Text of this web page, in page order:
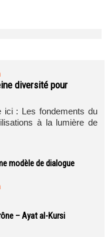
diversité pour
ici : Les fondements du
à la lumière de
modèle de dialogue
– Ayat al-Kursi